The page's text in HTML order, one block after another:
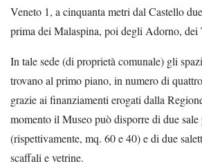
Veneto 1, a cinquanta metri dal Castello
prima dei Malaspina, poi degli Adorno,
In tale sede (di proprietà comunale) gli
trovano al primo piano, in numero di
grazie ai finanziamenti erogati dalla
momento il Museo può disporre di due
(rispettivamente, mq. 60 e 40) e di due
scaffali e vetrine.